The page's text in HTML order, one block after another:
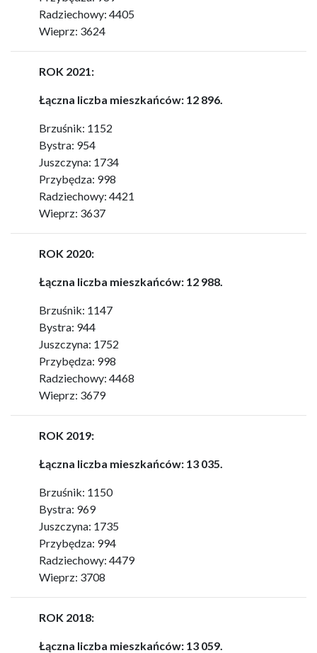
Radziechowy: 4405
Wieprz: 3624
ROK 2021:
Łączna liczba mieszkańców: 12 896.
Brzuśnik: 1152
Bystra: 954
Juszczyna: 1734
Przybędza: 998
Radziechowy: 4421
Wieprz: 3637
ROK 2020:
Łączna liczba mieszkańców: 12 988.
Brzuśnik: 1147
Bystra: 944
Juszczyna: 1752
Przybędza: 998
Radziechowy: 4468
Wieprz: 3679
ROK 2019:
Łączna liczba mieszkańców: 13 035.
Brzuśnik: 1150
Bystra: 969
Juszczyna: 1735
Przybędza: 994
Radziechowy: 4479
Wieprz: 3708
ROK 2018:
Łączna liczba mieszkańców: 13 059.